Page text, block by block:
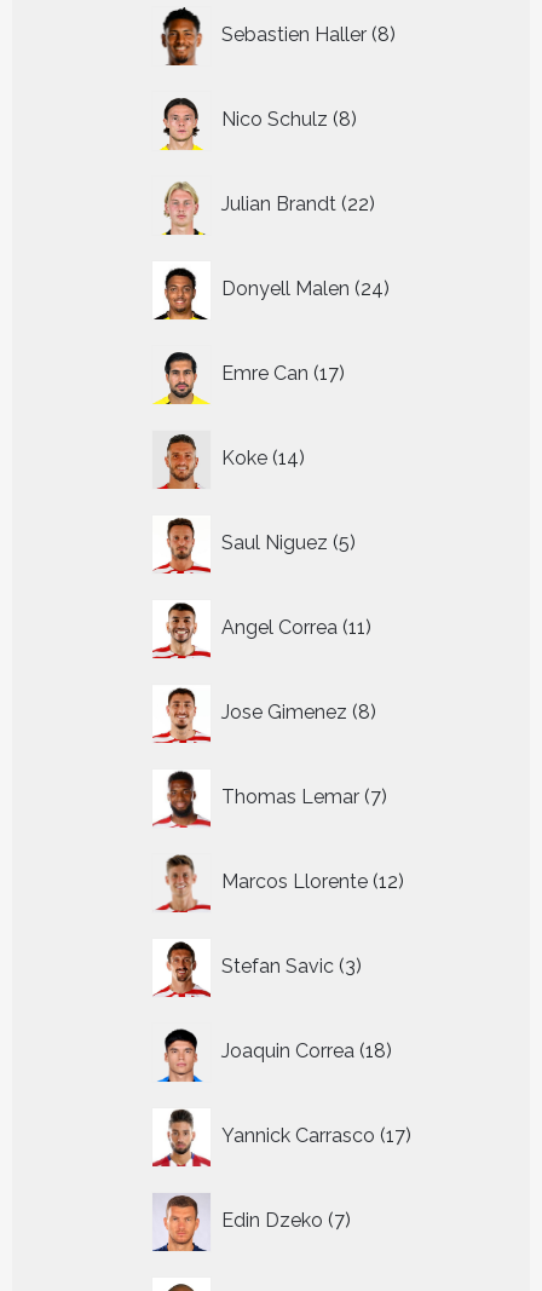
Sebastien Haller 8
producten
Nico Schulz 8
producten
Julian Brandt 22
producten
Donyell Malen 24
producten
Emre Can 17
producten
Koke 14
producten
Saul Niguez 5
producten
Angel Correa 11
producten
Jose Gimenez 8
producten
Thomas Lemar 7
producten
Marcos Llorente 12
producten
Stefan Savic 3
producten
Joaquin Correa 18
producten
Yannick Carrasco 17
producten
Edin Dzeko 7
producten